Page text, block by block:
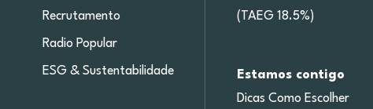
Recrutamento
Radio Popular
ESG & Sustentabilidade
(TAEG 18.5%)
Estamos contigo
Dicas Como Escolher